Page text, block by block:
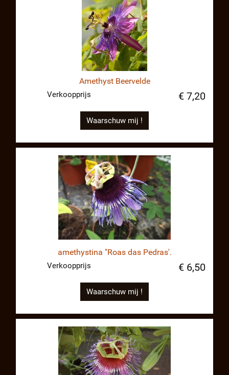
Amethyst Beervelde
Verkoopprijs € 7,20
Waarschuw mij !
amethystina "Roas das Pedras'.
Verkoopprijs € 6,50
Waarschuw mij !